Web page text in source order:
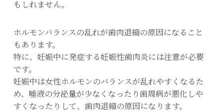
もしれません。
ホルモンバランスの乱れが歯肉退縮の原因になること
もあります。
特に、妊娠中に発症する妊娠性歯肉炎には注意が必要
です。
妊娠中は女性ホルモンのバランスが乱れやすくなるた
め、唾液の分泌量が少なくなったり歯周病が悪化しや
すくなったりして、歯肉退縮の原因になります。